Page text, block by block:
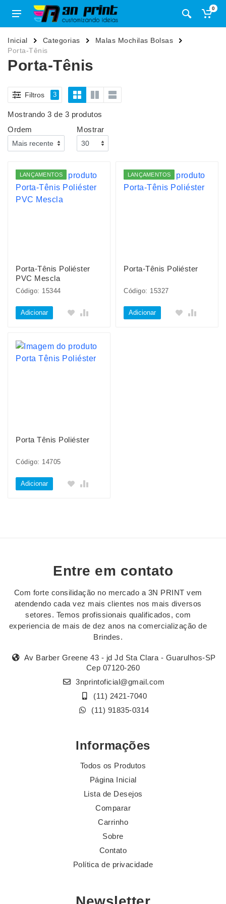
0
Inicial Categorias
Malas Mochilas Bolsas
Porta-Tênis
Porta-Tênis
Filtros 3
Mostrando 3 de 3 produtos
Ordem
Mostrar
LANÇAMENTOS
Porta-Tênis Poliéster
PVC Mescla
Código: 15344
Adicionar
LANÇAMENTOS
Porta-Tênis Poliéster
Código: 15327
Adicionar
Porta Tênis Poliéster
Código: 14705
Adicionar
Entre em contato
Com forte consilidação no mercado a 3N PRINT vem
atendendo cada vez mais clientes nos mais diversos
setores. Temos profissionais qualificados, com
experiencia de mais de dez anos na comercialização de
Brindes.
Av Barber Greene 43 - jd Jd Sta Clara - Guarulhos-SP
Cep 07120-260
3nprintoficial@gmail.com
(11) 2421-7040
(11) 91835-0314
Informações
Todos os Produtos
Página Inicial
Lista de Desejos
Comparar
Carrinho
Sobre
Contato
Política de privacidade